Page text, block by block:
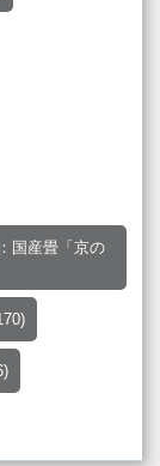
国産畳「京の